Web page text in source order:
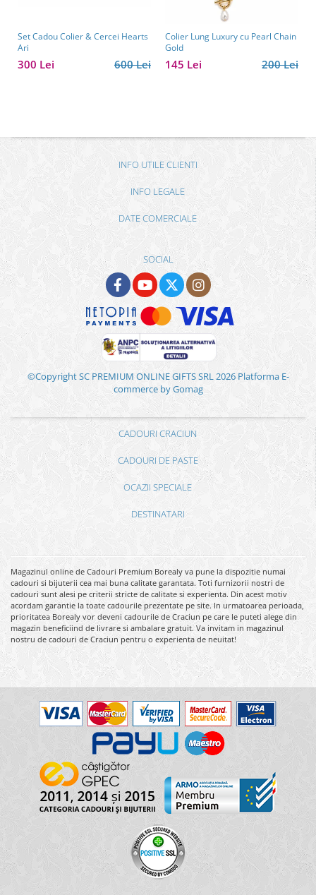
Set Cadou Colier & Cercei Hearts
Ari
600 Lei
300 Lei
Colier Lung Luxury cu Pearl Chain
Gold
200 Lei
145 Lei
INFO UTILE CLIENTI
INFO LEGALE
DATE COMERCIALE
SOCIAL
©Copyright SC PREMIUM ONLINE GIFTS SRL 2026 Platforma E-
commerce by Gomag
CADOURI CRACIUN
CADOURI DE PASTE
OCAZII SPECIALE
DESTINATARI
Magazinul online de Cadouri Premium Borealy va pune la dispozitie numai
cadouri si bijuterii cea mai buna calitate garantata. Toti furnizorii nostri de
cadouri sunt alesi pe criterii stricte de calitate si experienta. Din acest motiv
acordam garantie la toate cadourile prezentate pe site. In urmatoarea perioada,
prioritatea Borealy vor deveni cadourile de Craciun pe care le puteti alege din
magazin beneficiind de livrare si ambalare gratuit. Va invitam in magazinul
nostru de cadouri de Craciun pentru o experienta de neuitat!